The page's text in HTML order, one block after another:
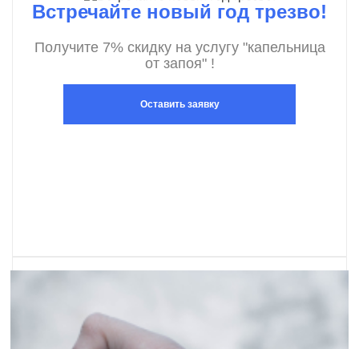
Встречайте новый год трезво!
Получите 7% скидку на услугу "капельница
от запоя" !
Оставить заявку